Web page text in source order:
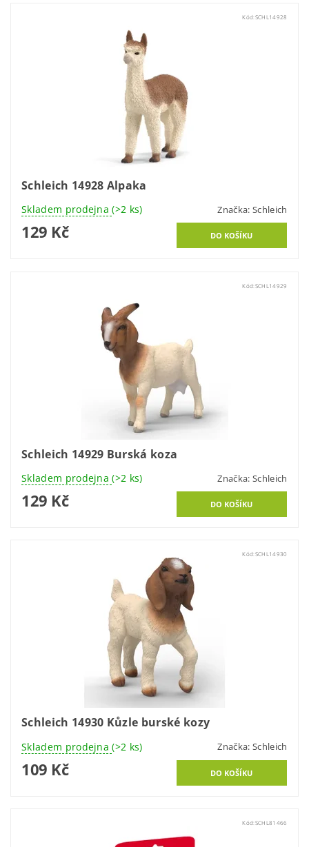
Kód: SCHL14928
Schleich 14928 Alpaka
Skladem prodejna(>2 ks) Značka: Schleich
129 Kč
Kód: SCHL14929
Schleich 14929 Burská koza
Skladem prodejna(>2 ks) Značka: Schleich
129 Kč
Kód:SCHL14930
Schleich 14930 Kůzle burské kozy
Skladem prodejna(>2 ks) Značka: Schleich
109 Kč
Kód: SCHL81466